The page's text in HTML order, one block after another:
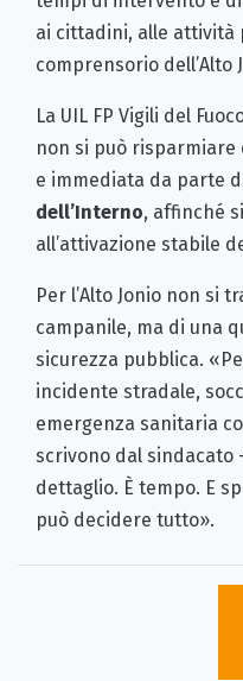
ai cittadini, alle attività
comprensorio dell’Alto
La UIL FP Vigili del
non si può
e immediata da parte
dell’Interno, affinché
all’attivazione stabile
Per l’Alto Jonio non si
campanile, ma di una
sicurezza pubblica.
incidente stradale,
emergenza sanitaria
scrivono dal sindacato
dettaglio. È tempo. E
può decidere tutto».